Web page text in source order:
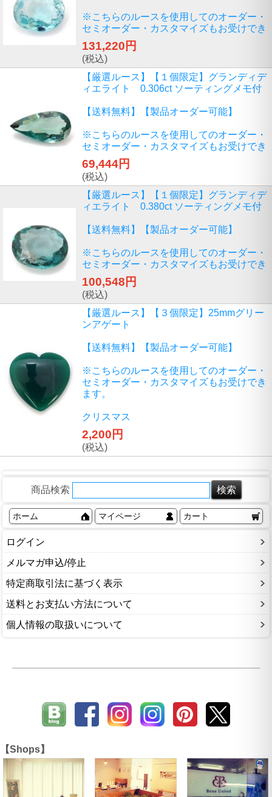
※こちらのルースを使用してのオーダー・
セミオーダー・カスタマイズもお受けでき
131,220円
(税込)
【厳選ルース】【１個限定】グランディデ
ィエライト 0.306ct ソーティングメモ付
【送料無料】【製品オーダー可能】
※こちらのルースを使用してのオーダー・
セミオーダー・カスタマイズもお受けでき
69,444円
(税込)
【厳選ルース】【１個限定】グランディデ
ィエライト 0.380ct ソーティングメモ付
【送料無料】【製品オーダー可能】
※こちらのルースを使用してのオーダー・
セミオーダー・カスタマイズもお受けでき
100,548円
(税込)
【厳選ルース】【３個限定】25mmグリー
ンアゲート
【送料無料】【製品オーダー可能】
※こちらのルースを使用してのオーダー・
セミオーダー・カスタマイズもお受けでき
ます。
クリスマス
2,200円
(税込)
商品検索
ホーム マイページ カート
ログイン
メルマガ申込/停止
特定商取引法に基づく表示
送料とお支払い方法について
個人情報の取扱いについて
【Shops】